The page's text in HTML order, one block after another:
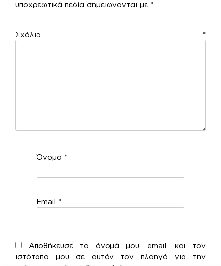
υποχρεωτικά πεδία σημειώνονται με *
Σχόλιο *
Όνομα *
Email *
Αποθήκευσε το όνομά μου, email, και τον
ιστότοπο μου σε αυτόν τον πλοηγό για την